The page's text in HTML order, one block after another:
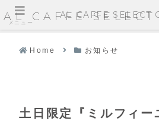
AL CAFFE
Home お知らせ
土日限定『ミルフィー
メニュー
AL CAFFE SELECT